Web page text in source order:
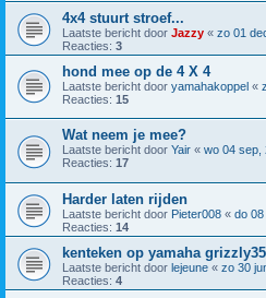
4x4 stuurt stroef...
Laatste bericht door Jazzy « zo 01
Reacties: 3
hond mee op de 4 X 4
Laatste bericht door yamahakoppel «
Reacties: 15
Wat neem je mee?
Laatste bericht door Yair « wo 04 sep,
Reacties: 17
Harder laten rijden
Laatste bericht door Pieter008 « do
Reacties: 14
kenteken op yamaha
Laatste bericht door lejeune « zo 30
Reacties: 4